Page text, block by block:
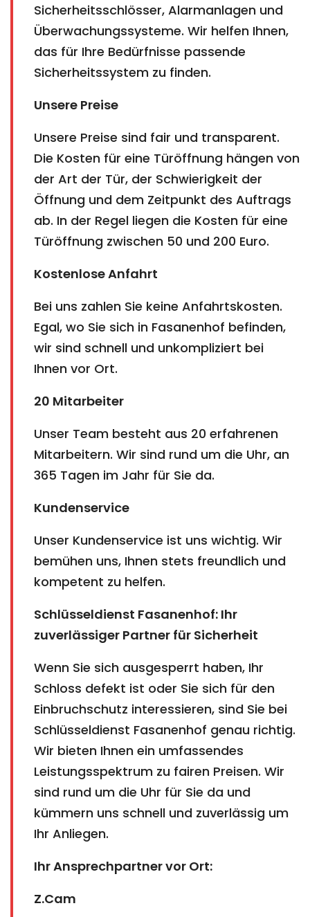
Sicherheitsschlösser, Alarmanlagen und
Überwachungssysteme. Wir helfen Ihnen,
das für Ihre Bedürfnisse passende
Sicherheitssystem zu finden.
Unsere Preise
Unsere Preise sind fair und transparent.
Die Kosten für eine Türöffnung hängen von
der Art der Tür, der Schwierigkeit der
Öffnung und dem Zeitpunkt des Auftrags
ab. In der Regel liegen die Kosten für eine
Türöffnung zwischen 50 und 200 Euro.
Kostenlose Anfahrt
Bei uns zahlen Sie keine Anfahrtskosten.
Egal, wo Sie sich in Fasanenhof befinden,
wir sind schnell und unkompliziert bei
Ihnen vor Ort.
20 Mitarbeiter
Unser Team besteht aus 20 erfahrenen
Mitarbeitern. Wir sind rund um die Uhr, an
365 Tagen im Jahr für Sie da.
Kundenservice
Unser Kundenservice ist uns wichtig. Wir
bemühen uns, Ihnen stets freundlich und
kompetent zu helfen.
Schlüsseldienst Fasanenhof: Ihr
zuverlässiger Partner für Sicherheit
Wenn Sie sich ausgesperrt haben, Ihr
Schloss defekt ist oder Sie sich für den
Einbruchschutz interessieren, sind Sie bei
Schlüsseldienst Fasanenhof genau richtig.
Wir bieten Ihnen ein umfassendes
Leistungsspektrum zu fairen Preisen. Wir
sind rund um die Uhr für Sie da und
kümmern uns schnell und zuverlässig um
Ihr Anliegen.
Ihr Ansprechpartner vor Ort:
Z.Cam